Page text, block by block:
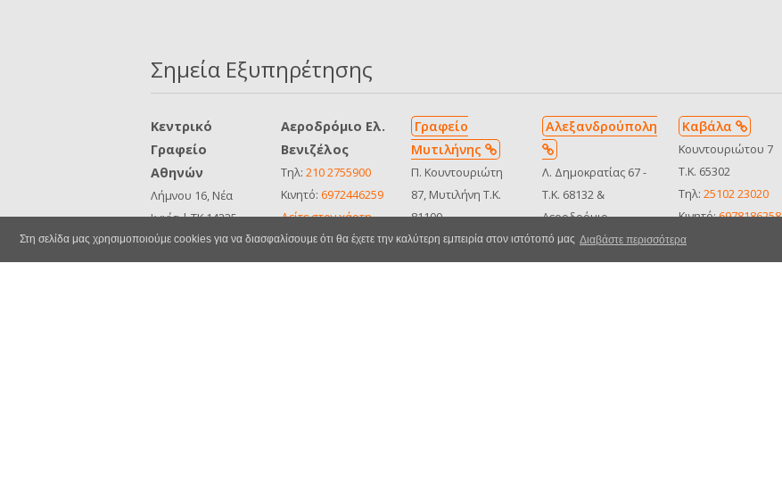
Στη σελίδα μας χρησιμοποιούμε cookies για να διασφαλίσουμε ότι θα έχετε την καλύτερη εμπειρία στον ιστότοπό μας Διαβάστε περισσότερα
Σημεία Εξυπηρέτησης
Κεντρικό
Γραφείο
Αθηνών
Λήμνου 16, Νέα
Ιωνία | ΤΚ 14235
Τηλ:210 2755900
Κινητό:6932426177
Αεροδρόμιο Ελ.
Βενιζέλος
Τηλ:210 2755900
Κινητό: 6972446259
Δείτε στον χάρτη
ΜΗΤΕ
0259Ε81000678200
Γραφείο
Μυτιλήνης
Π. Κουντουριώτη
87, Μυτιλήνη Τ.Κ.
81100
Τηλ:22510 25505
Κινητό:6973364710
Αλεξανδρούπολη
Λ. Δημοκρατίας 67 -
Τ.Κ. 68132 &
Αεροδρόμιο
"Δημόκριτος"
Τηλ:25510 36996
Καβάλα
Κουντουριώτου 7
Τ.Κ. 65302
Τηλ: 25102 23020
Κινητό:6978186258
Δείτε στον χάρτη
MHTE: